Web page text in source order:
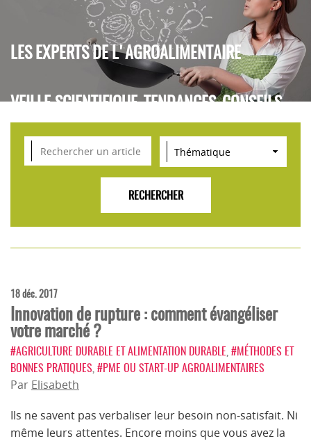
LES EXPERTS DE L'AGROALIMENTAIRE
VEILLE SCIENTIFIQUE, TENDANCES, CONSEILS
POUR L'INNOVATION AGROALIMENTAIRE
18 déc. 2017
Innovation de rupture : comment évangéliser
votre marché ?
#AGRICULTURE DURABLE ET ALIMENTATION DURABLE #MÉTHODES ET
BONNES PRATIQUES #PME OU START-UP AGROALIMENTAIRES
Par Elisabeth
Ils ne savent pas verbaliser leur besoin non-satisfait. Ni
même leurs attentes. Encore moins que vous avez la